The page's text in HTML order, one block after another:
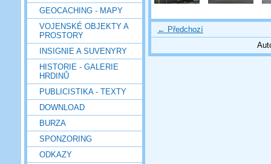
GEOCACHING - MAPY
VOJENSKÉ OBJEKTY A
PROSTORY
INSIGNIE A SUVENYRY
HISTORIE - GALERIE
HRDINŮ
PUBLICISTIKA - TEXTY
DOWNLOAD
BURZA
SPONZORING
ODKAZY
← Předchozí